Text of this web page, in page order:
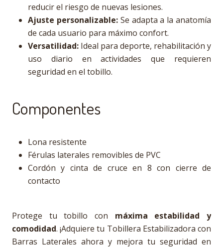
reducir el riesgo de nuevas lesiones.
Ajuste personalizable:Se adapta a la anatomía
de cada usuario para máximo confort.
Versatilidad: Ideal para deporte, rehabilitación y
uso diario en actividades que requieren
seguridad en el tobillo.
Componentes
Lona resistente
Férulas laterales removibles de PVC
Cordón y cinta de cruce en 8 con cierre de
contacto
Protege tu tobillo con máxima estabilidad y
comodidad. ¡Adquiere tu Tobillera Estabilizadora con
Barras Laterales ahora y mejora tu seguridad en